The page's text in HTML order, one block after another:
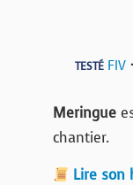
TESTÉ FIV
Meringue
chantier.
Lire son